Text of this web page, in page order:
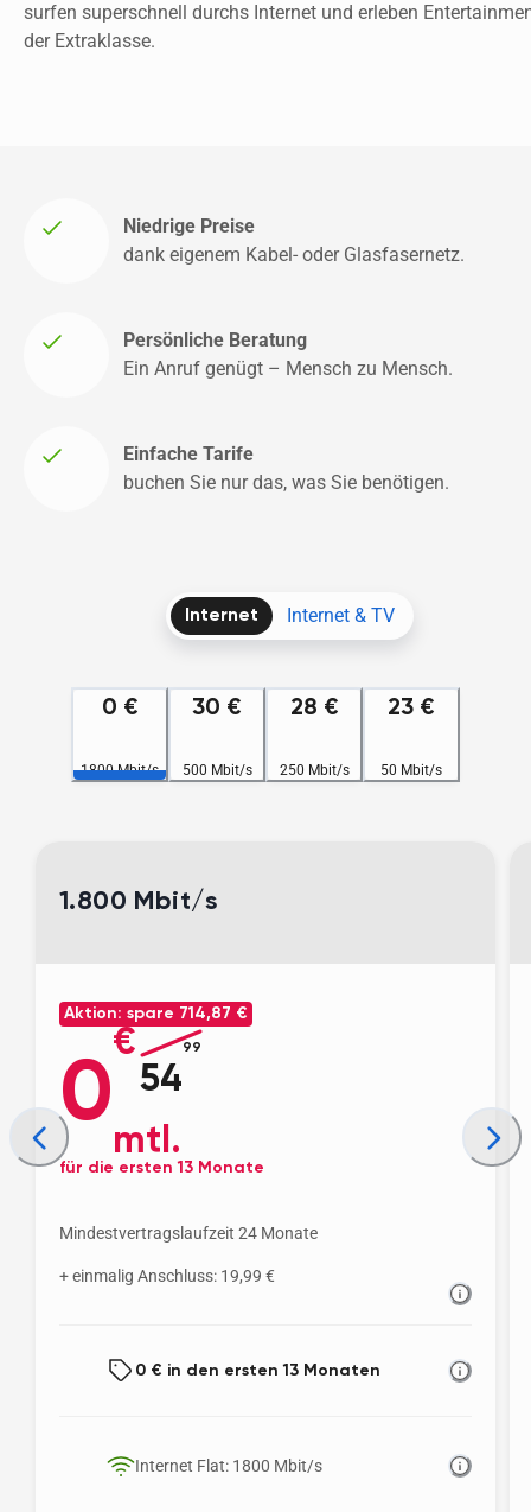
surfen superschnell durchs Internet und erleben
der Extraklasse.
Niedrige Preise
dank eigenem Kabel- oder Glasfasernetz.
Persönliche Beratung
Ein Anruf genügt – Mensch zu Mensch.
Einfache Tarife
buchen Sie nur das, was Sie benötigen.
Internet Internet & TV
0 €
1800 Mbit/s
30 €
500 Mbit/s
28 €
250 Mbit/s
23 €
50 Mbit/s
1.800 Mbit/s
Aktion: spare 714,87 €
0
€
54
99
mtl.
für die ersten 13 Monate
Mindestvertragslaufzeit 24 Monate
+ einmalig Anschluss: 19,99 €
0 € in den ersten 13 Monaten
Internet Flat: 1800 Mbit/s